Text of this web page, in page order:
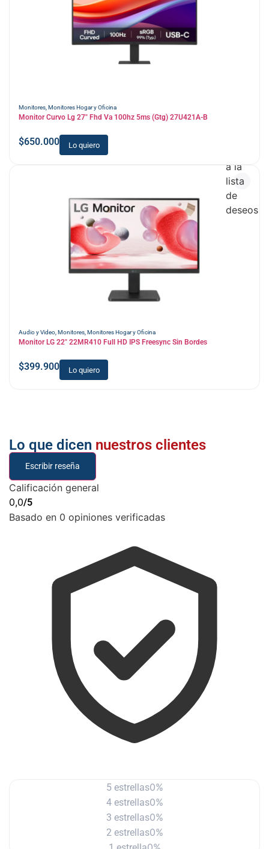
Monitores Monitores Hogar y Oficina
Monitor Curvo Lg 27″ Fhd Va 100hz 5ms (Gtg) 27U421A-B
$650.000 Lo quiero
Audio y Video Monitores Monitores Hogar y Oficina
Monitor LG 22″ 22MR410 Full HD IPS Freesync Sin Bordes
$399.900 Lo quiero
a la
lista
de
deseos
Lo que dicen nuestros clientes
Escribir reseña
Calificación general
0,0/5
Basado en 0 opiniones verificadas
5 estrellas0%
4 estrellas0%
3 estrellas0%
2 estrellas0%